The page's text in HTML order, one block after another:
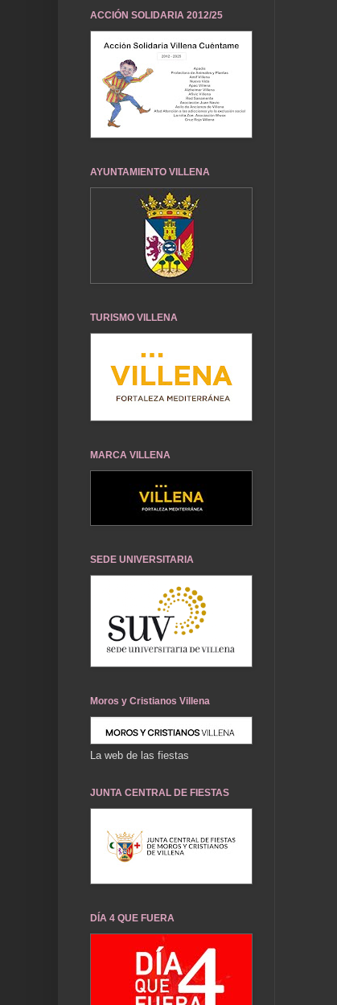
ACCIÓN SOLIDARIA 2012/25
AYUNTAMIENTO VILLENA
TURISMO VILLENA
MARCA VILLENA
SEDE UNIVERSITARIA
Moros y Cristianos Villena
La web de las fiestas
JUNTA CENTRAL DE FIESTAS
DÍA 4 QUE FUERA